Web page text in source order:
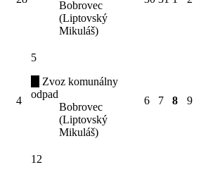
Bobrovec
(Liptovský
Mikuláš)
4
5
Zvoz komunálny
odpad
Bobrovec
(Liptovský
Mikuláš)
6 7 8 9
12